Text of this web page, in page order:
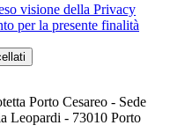
visione della Privacy
per la presente finalità
Porto Cesareo - Sede
Leopardi - 73010 Porto